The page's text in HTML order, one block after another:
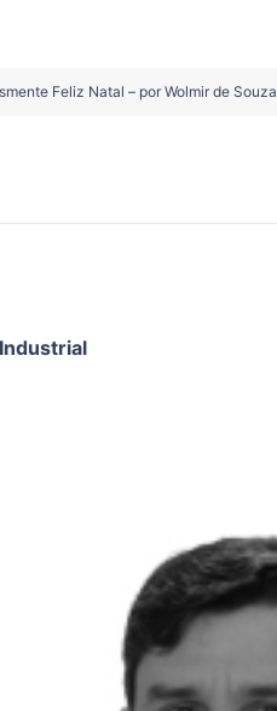
Feliz Natal – por Wolmir de Souza